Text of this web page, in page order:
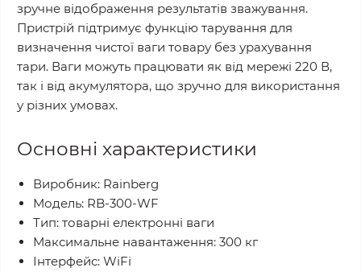
зручне відображення результатів зважування.
Пристрій підтримує функцію тарування для
визначення чистої ваги товару без урахування
тари. Ваги можуть працювати як від мережі 220 В,
так і від акумулятора, що зручно для використання
у різних умовах.
Основні характеристики
Виробник: Rainberg
Модель: RB-300-WF
Тип: товарні електронні ваги
Максимальне навантаження: 300 кг
Інтерфейс: WiFi